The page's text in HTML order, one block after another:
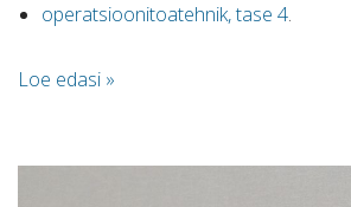
operatsioonitoatehnik, tase 4.
Loe edasi »